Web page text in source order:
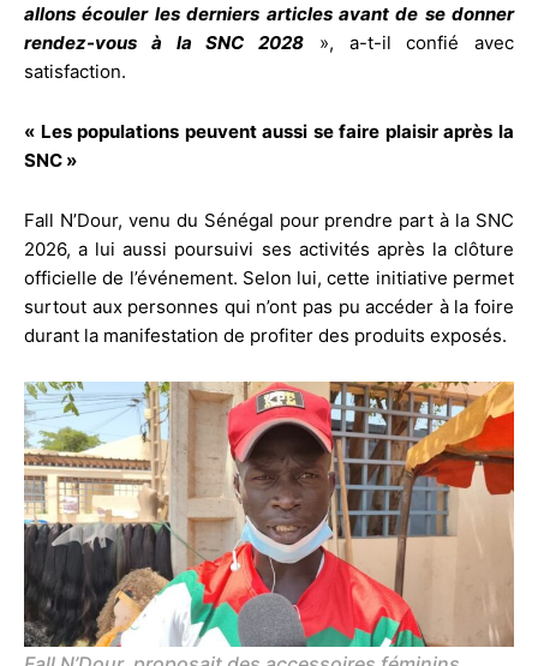
allons écouler les derniers articles avant de se donner
rendez-vous à la SNC 2028 », a-t-il confié avec
satisfaction.
« Les populations peuvent aussi se faire plaisir après la
SNC »
Fall N’Dour, venu du Sénégal pour prendre part à la SNC
2026, a lui aussi poursuivi ses activités après la clôture
officielle de l’événement. Selon lui, cette initiative permet
surtout aux personnes qui n’ont pas pu accéder à la foire
durant la manifestation de profiter des produits exposés.